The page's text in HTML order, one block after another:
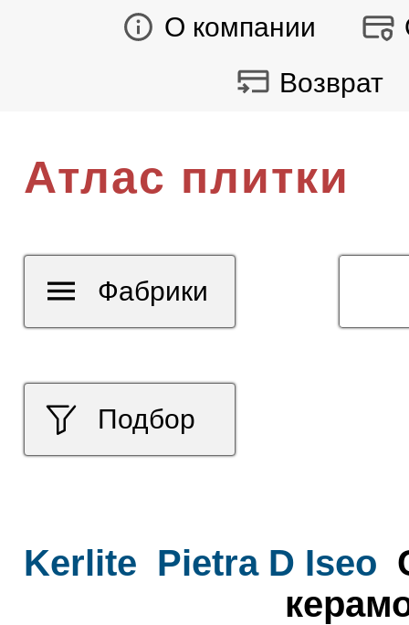
О компании
Возврат
Атлас плитки
Подбор
Фабрики
Kerlite Pietra D Iseo